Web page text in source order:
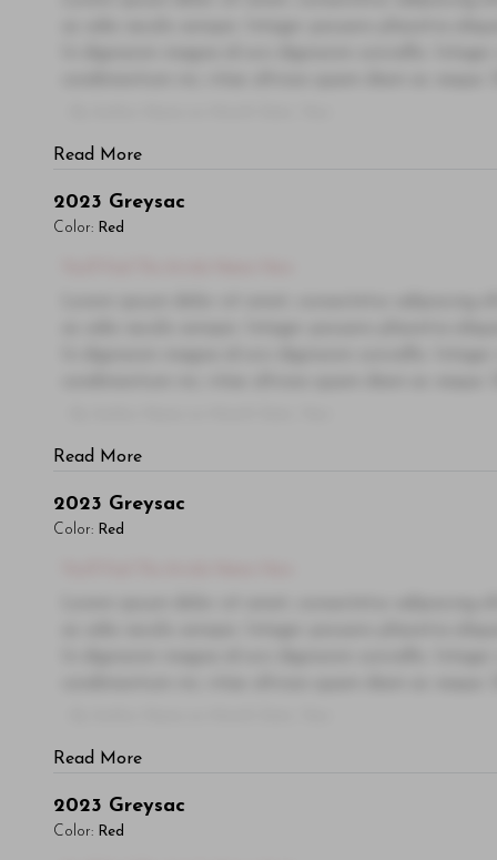
ac odio iaculis semper. Integer posuere pharetra
condimentum mi, vitae ultrices quam diam ac
Read More
2023 Greysac
Color: Red
ac odio iaculis semper. Integer posuere pharetra
condimentum mi, vitae ultrices quam diam ac
Read More
2023 Greysac
Color: Red
ac odio iaculis semper. Integer posuere pharetra
condimentum mi, vitae ultrices quam diam ac
Read More
2023 Greysac
Color: Red